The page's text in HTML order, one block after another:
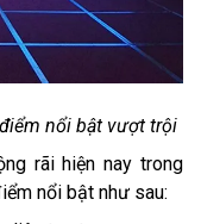
nổi bật vượt trội
rãi hiện nay trong
nổi bật như sau: